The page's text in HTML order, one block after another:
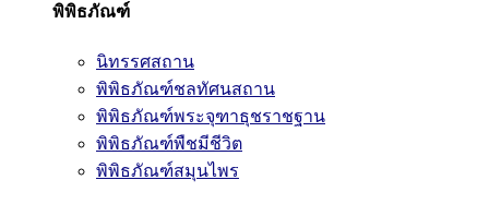
พิพิธภัณฑ์
นิทรรศสถาน
พิพิธภัณฑ์ชลทัศนสถาน
พิพิธภัณฑ์พระจุฑาธุชราชฐาน
พิพิธภัณฑ์พืชมีชีวิต
พิพิธภัณฑ์สมุนไพร